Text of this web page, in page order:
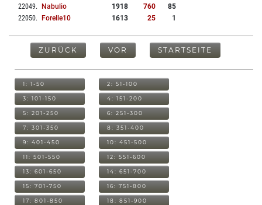
22049. Nabulio 1918 760
85
22050. Forelle10 1613 25 1
ZURÜCK VOR STARTSEITE
1: 1-50 2: 51-100
3: 101-150 4: 151-200
5: 201-250 6: 251-300
7: 301-350 8: 351-400
9: 401-450 10: 451-500
11: 501-550 12: 551-600
13: 601-650 14: 651-700
15: 701-750 16: 751-800
17: 801-850 18: 851-900